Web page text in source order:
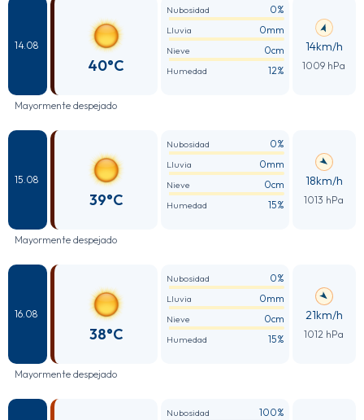
14.08
40°C
Nubosidad 0%
Lluvia 0mm
Nieve 0cm
Humedad 12%
14km/h
1009 hPa
Mayormente despejado
15.08
39°C
Nubosidad 0%
Lluvia 0mm
Nieve 0cm
Humedad 15%
18km/h
1013 hPa
Mayormente despejado
16.08
38°C
Nubosidad 0%
Lluvia 0mm
Nieve 0cm
Humedad 15%
21km/h
1012 hPa
Mayormente despejado
Nubosidad 100%